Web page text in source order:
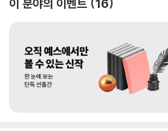
이 분야의 이벤트 16